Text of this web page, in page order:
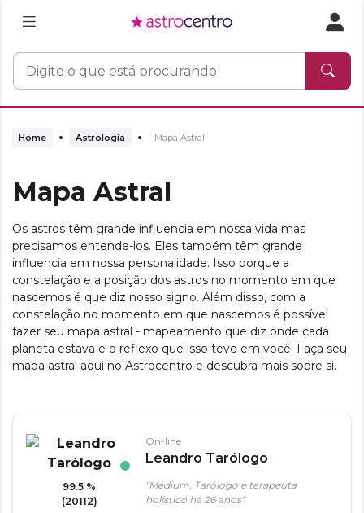
Home Astrologia Mapa Astral
Mapa Astral
Os astros têm grande influencia em nossa vida mas
precisamos entende-los. Eles também têm grande
influencia em nossa personalidade. Isso porque a
constelação e a posição dos astros no momento em que
nascemos é que diz nosso signo. Além disso, com a
constelação no momento em que nascemos é possível
fazer seu mapa astral - mapeamento que diz onde cada
planeta estava e o reflexo que isso teve em você. Faça seu
mapa astral aqui no Astrocentro e descubra mais sobre si.
99.5 %
(20112)
On-line
Leandro Tarólogo
"Médium, Tarólogo e terapeuta
holístico há 26 anos"